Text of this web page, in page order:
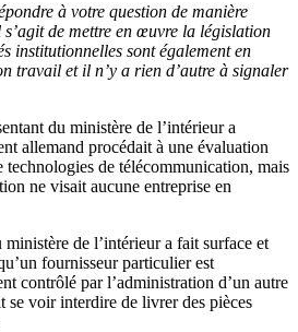
à votre question de manière
de mettre en œuvre la législation
institutionnelles sont également en
travail et il n’y a rien d’autre à signaler
du ministère de l’intérieur a
allemand procédait à une évaluation
technologies de télécommunication, mais
ne visait aucune entreprise en
de l’intérieur a fait surface et
fournisseur particulier est
contrôlé par l’administration d’un autre
se voir interdire de livrer des pièces